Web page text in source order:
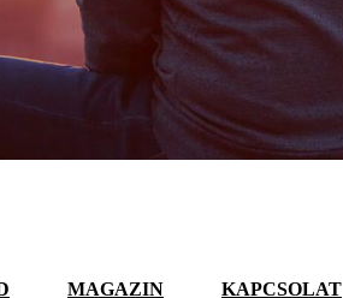
MAGAZIN KAPCSOLAT